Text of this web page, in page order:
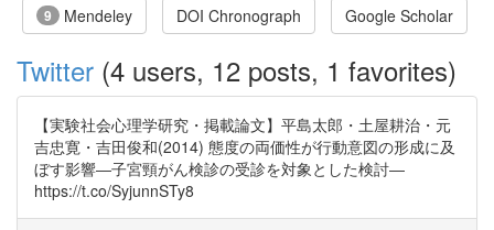
9 Mendeley DOI Chronograph Google Scholar
Twitter (4 users, 12 posts, 1 favorites)
【実験社会心理学研究・掲載論文】平島太郎・土屋耕治・元
吉忠寛・吉田俊和(2014) 態度の両価性が行動意図の形成に及
ぼす影響―子宮頸がん検診の受診を対象とした検討―
https://t.co/SyjunnSTy8